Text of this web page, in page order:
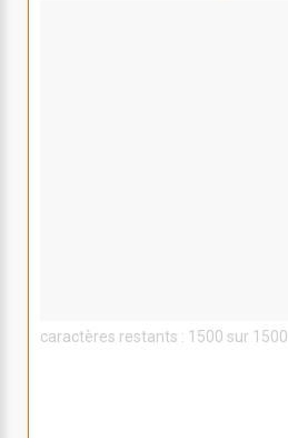
caractères restants : 1500 sur 1500